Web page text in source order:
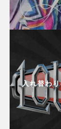
入れ替わ